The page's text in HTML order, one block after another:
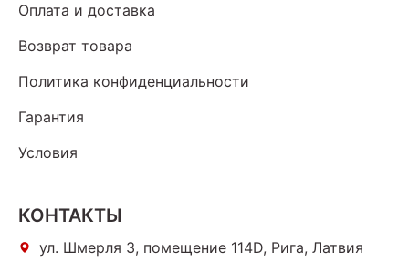
Оплата и доставка
Возврат товара
Политика конфиденциальности
Гарантия
Условия
КОНТАКТЫ
ул. Шмерля 3, помещение 114D, Рига, Латвия